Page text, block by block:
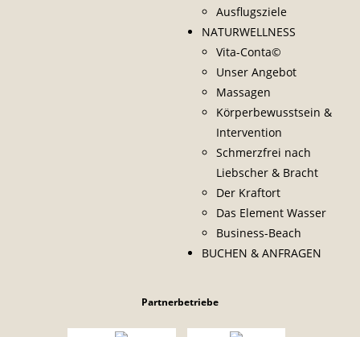
Ausflugsziele
NATURWELLNESS
Vita-Conta©
Unser Angebot
Massagen
Körperbewusstsein &
Intervention
Schmerzfrei nach
Liebscher & Bracht
Der Kraftort
Das Element Wasser
Business-Beach
BUCHEN & ANFRAGEN
Partnerbetriebe